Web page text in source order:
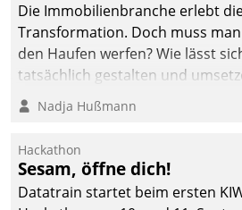
Die Immobilienbranche erlebt
Transformation. Doch muss
den Haufen werfen? Wie lässt
tatsächlich gestalten und
Argumente zählen wirklich?
Nadja Hußmann
Hackathon
Sesam, öffne dich!
Datatrain startet beim ersten